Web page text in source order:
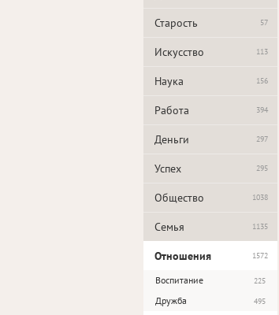
Старость 57
Искусство 113
Наука 156
Работа 394
Деньги 297
Успех 295
Общество 1038
Семья 1135
Отношения 1572
Воспитание 225
Дружба 495